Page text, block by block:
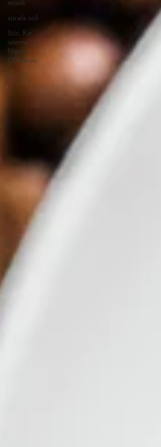
müzik
zürafa sofi
Söz, Kız
isteme ve
Nişan
Çikolatası